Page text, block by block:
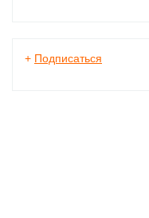
+ Подписаться